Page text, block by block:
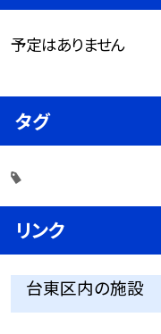
予定はありません
タグ
リンク
台東区内の施設